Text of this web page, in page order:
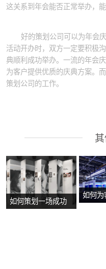
这关系到年会能否正常举办，
好的策划公司可以为年会
活动开办时，双方一定要积极
典顺利成功举办。一流的年会
为客户提供优质的庆典方案。
策划公司的工作。
如何策划一场成功
如何